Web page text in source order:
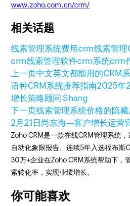
www.zoho.com.cn/crm/
相关话题
线索管理系统费用crm线索管理
crm线索管理软件crm系统crm
上一页中文英文都能用的CRM
语种CRM系统推荐指南2025年
增长策略顾问 Shang
下一页线索管理系统价格的隐
2月21日 尚东海—客户增长运营
Zoho CRM是一款在线CRM管理系统
自动化象限报告、连续5年入选福布斯
30万+企业在Zoho CRM系统帮助下，
索转化率，实现业绩增长。
你可能喜欢